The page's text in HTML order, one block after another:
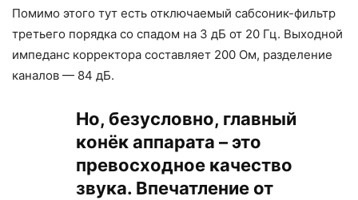
Помимо этого тут есть отключаемый сабсоник-фильтр
третьего порядка со спадом на 3 дБ от 20 Гц. Выходной
импеданс корректора составляет 200 Ом, разделение
каналов — 84 дБ.
Но, безусловно, главный
конёк аппарата – это
превосходное качество
звука. Впечатление от